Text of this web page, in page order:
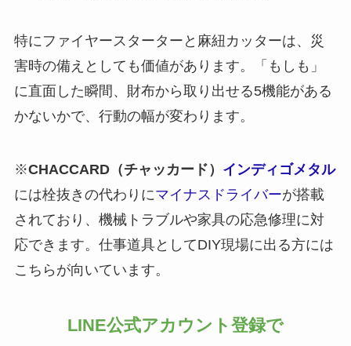
特にファイヤースターターと麻紐カッターは、災
害時の備えとしても価値があります。「もしも」
に直面した瞬間、財布から取り出せる5機能がある
かないかで、行動の幅が変わります。
※CHACCARD（チャッカード） インディゴメタル
には栓抜きの代わりにマイナスドライバーが搭載
されており、機械トラブルや家具の応急修理に対
応できます。仕事道具としてDIY現場に出る方には
こちらが向いています。
LINE公式アカウント登録で